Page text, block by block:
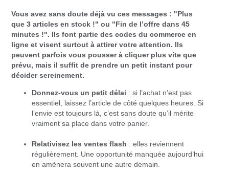
Vous avez sans doute déjà vu ces messages : "Plus
que 3 articles en stock !" ou "Fin de l’offre dans 45
minutes !". Ils font partie des codes du commerce en
ligne et visent surtout à attirer votre attention. Ils
peuvent parfois vous pousser à cliquer plus vite que
prévu, mais il suffit de prendre un petit instant pour
décider sereinement.
Donnez-vous un petit délai : si l’achat n’est pas
essentiel, laissez l’article de côté quelques heures. Si
l’envie est toujours là, c’est sans doute qu’il mérite
vraiment sa place dans votre panier.
Relativisez les ventes flash : elles reviennent
régulièrement. Une opportunité manquée aujourd’hui
en amènera souvent une autre demain.